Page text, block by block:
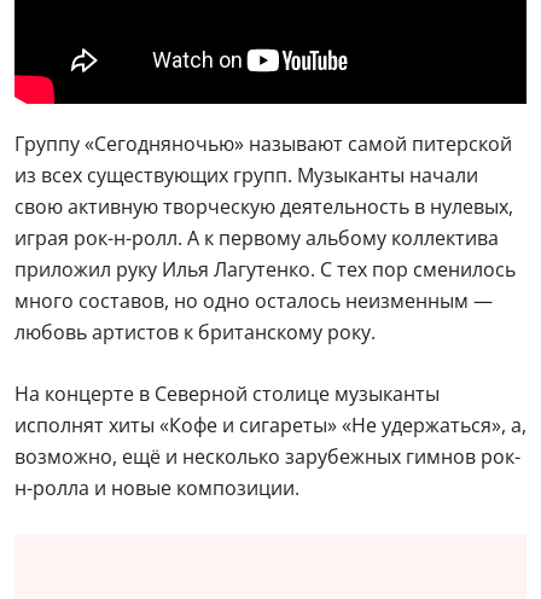
Группу «Сегодняночью» называют самой питерской
из всех существующих групп. Музыканты начали
свою активную творческую деятельность в нулевых,
играя рок-н-ролл. А к первому альбому коллектива
приложил руку Илья Лагутенко. С тех пор сменилось
много составов, но одно осталось неизменным —
любовь артистов к британскому року.
На концерте в Северной столице музыканты
исполнят хиты «Кофе и сигареты» «Не удержаться», а,
возможно, ещё и несколько зарубежных гимнов рок-
н-ролла и новые композиции.